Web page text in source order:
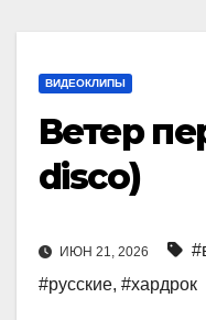
ВИДЕОКЛИПЫ
Ветер
disco)
ИЮН 21, 2026
#русские, #хардрок